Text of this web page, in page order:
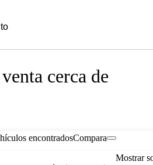
cerca de
encontradosCompara
Mostrar